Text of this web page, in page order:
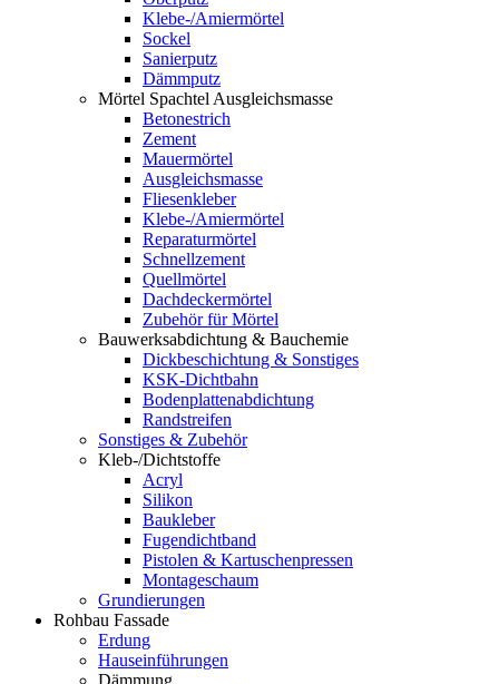
Klebe-/Amiermörtel
Sockel
Sanierputz
Dämmputz
Mörtel Spachtel Ausgleichsmasse
Betonestrich
Zement
Mauermörtel
Ausgleichsmasse
Fliesenkleber
Klebe-/Amiermörtel
Reparaturmörtel
Schnellzement
Quellmörtel
Dachdeckermörtel
Zubehör für Mörtel
Bauwerksabdichtung & Bauchemie
Dickbeschichtung & Sonstiges
KSK-Dichtbahn
Bodenplattenabdichtung
Randstreifen
Sonstiges & Zubehör
Kleb-/Dichtstoffe
Acryl
Silikon
Baukleber
Fugendichtband
Pistolen & Kartuschenpressen
Montageschaum
Grundierungen
Rohbau Fassade
Erdung
Hauseinführungen
Dämmung